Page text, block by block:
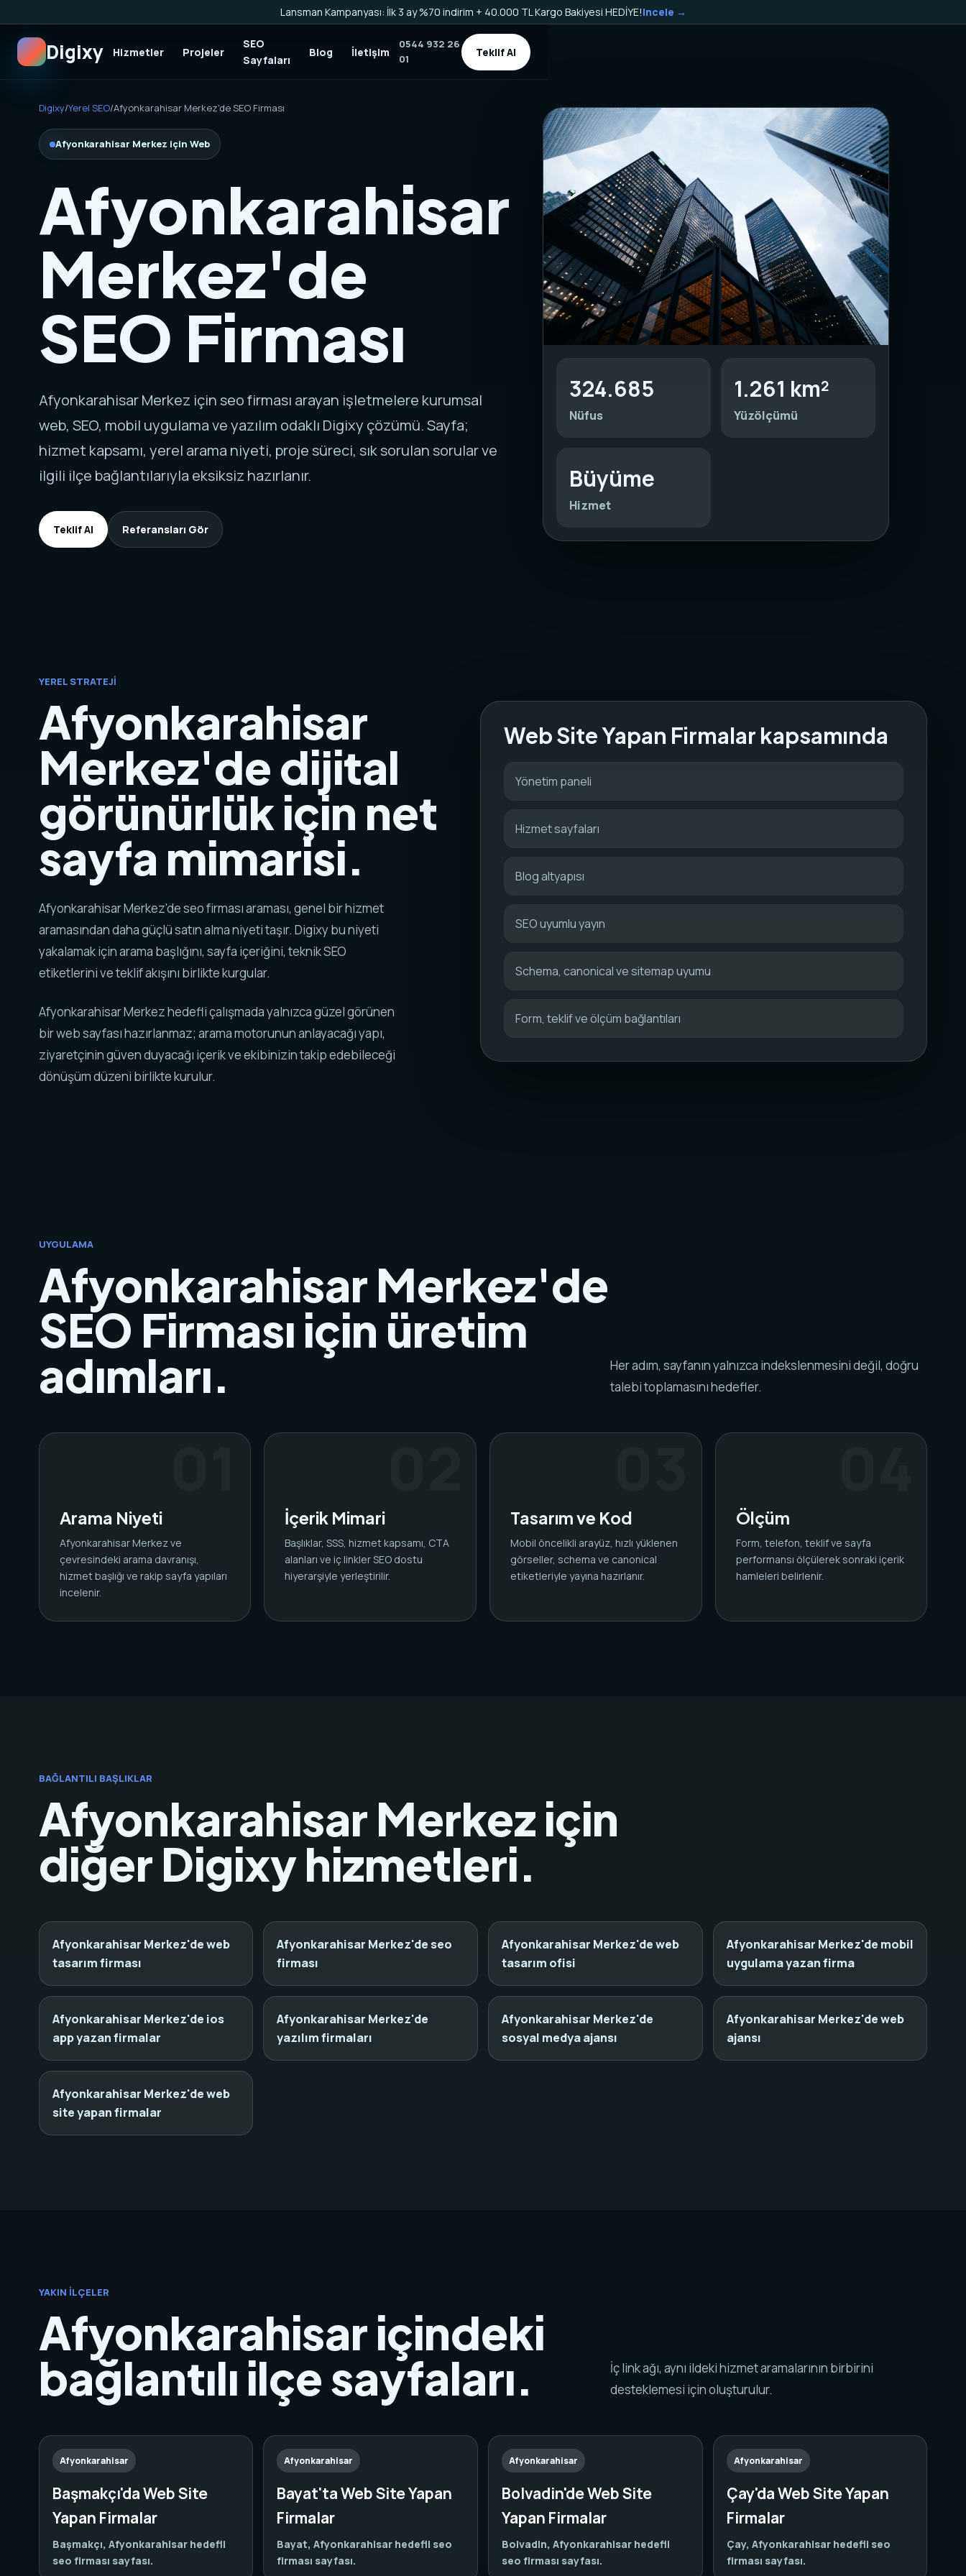
Lansman Kampanyası: İlk 3 ay %70 indirim + 40.000 TL Kargo Bakiyesi HEDİYE!Incele →
Digixy Hizmetler Projeler
SEO
Sayfaları
Blog İletişim
0544 932 26
01
Teklif Al
Digixy/Yerel SEO/Afyonkarahisar Merkez'de SEO Firması
Afyonkarahisar Merkez için Web
Afyonkarahisar
Merkez'de
SEO Firması
Afyonkarahisar Merkez için seo firması arayan işletmelere kurumsal
web, SEO, mobil uygulama ve yazılım odaklı Digixy çözümü. Sayfa;
hizmet kapsamı, yerel arama niyeti, proje süreci, sık sorulan sorular ve
ilgili ilçe bağlantılarıyla eksiksiz hazırlanır.
Teklif Al Referansları Gör
324.685
Nüfus
1.261 km²
Yüzölçümü
Büyüme
Hizmet
YEREL STRATEJI
Afyonkarahisar
Merkez'de dijital
görünürlük için net
sayfa mimarisi.
Afyonkarahisar Merkez'de seo firması araması, genel bir hizmet
aramasından daha güçlü satın alma niyeti taşır. Digixy bu niyeti
yakalamak için arama başlığını, sayfa içeriğini, teknik SEO
etiketlerini ve teklif akışını birlikte kurgular.
Afyonkarahisar Merkez hedefli çalışmada yalnızca güzel görünen
bir web sayfası hazırlanmaz; arama motorunun anlayacağı yapı,
ziyaretçinin güven duyacağı içerik ve ekibinizin takip edebileceği
dönüşüm düzeni birlikte kurulur.
Web Site Yapan Firmalar kapsamında
Yönetim paneli
Hizmet sayfaları
Blog altyapısı
SEO uyumlu yayın
Schema, canonical ve sitemap uyumu
Form, teklif ve ölçüm bağlantıları
UYGULAMA
Afyonkarahisar Merkez'de
SEO Firması için üretim
adımları.
Her adım, sayfanın yalnızca indekslenmesini değil, doğru
talebi toplamasını hedefler.
Arama Niyeti
Afyonkarahisar Merkez ve
çevresindeki arama davranışı,
hizmet başlığı ve rakip sayfa yapıları
incelenir.
İçerik Mimari
Başlıklar, SSS, hizmet kapsamı, CTA
alanları ve iç linkler SEO dostu
hiyerarşiyle yerleştirilir.
Tasarım ve Kod
Mobil öncelikli arayüz, hızlı yüklenen
görseller, schema ve canonical
etiketleriyle yayına hazırlanır.
Ölçüm
Form, telefon, teklif ve sayfa
performansı ölçülerek sonraki içerik
hamleleri belirlenir.
BAĞLANTILI BAŞLIKLAR
Afyonkarahisar Merkez için
diğer Digixy hizmetleri.
Afyonkarahisar Merkez'de web
tasarım firması
Afyonkarahisar Merkez'de seo
firması
Afyonkarahisar Merkez'de web
tasarım ofisi
Afyonkarahisar Merkez'de mobil
uygulama yazan firma
Afyonkarahisar Merkez'de ios
app yazan firmalar
Afyonkarahisar Merkez'de
yazılım firmaları
Afyonkarahisar Merkez'de
sosyal medya ajansı
Afyonkarahisar Merkez'de web
ajansı
Afyonkarahisar Merkez'de web
site yapan firmalar
YAKIN İLÇELER
Afyonkarahisar içindeki
bağlantılı ilçe sayfaları.
İç link ağı, aynı ildeki hizmet aramalarının birbirini
desteklemesi için oluşturulur.
Afyonkarahisar
Başmakçı'da Web Site
Yapan Firmalar
Başmakçı, Afyonkarahisar hedefli
seo firması sayfası.
Afyonkarahisar
Bayat'ta Web Site Yapan
Firmalar
Bayat, Afyonkarahisar hedefli seo
firması sayfası.
Afyonkarahisar
Bolvadin'de Web Site
Yapan Firmalar
Bolvadin, Afyonkarahisar hedefli
seo firması sayfası.
Afyonkarahisar
Çay'da Web Site Yapan
Firmalar
Çay, Afyonkarahisar hedefli seo
firması sayfası.